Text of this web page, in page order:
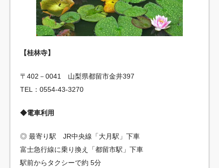
【桂林寺】
〒402－0041 山梨県都留市金井397
TEL：0554-43-3270
◆電車利用
◎ 最寄り駅 JR中央線「大月駅」下車
富士急行線に乗り換え「都留市駅」下車
駅前からタクシーで約 5分